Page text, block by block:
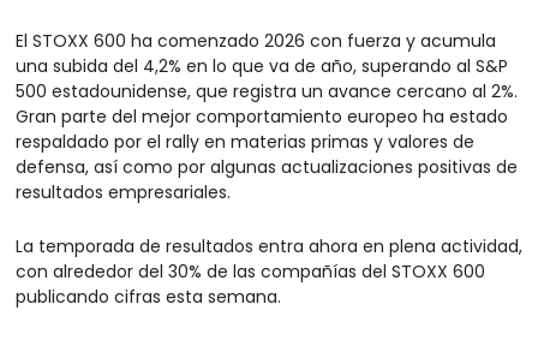
El STOXX 600 ha comenzado 2026 con fuerza y acumula
una subida del 4,2% en lo que va de año, superando al S&P
500 estadounidense, que registra un avance cercano al 2%.
Gran parte del mejor comportamiento europeo ha estado
respaldado por el rally en materias primas y valores de
defensa, así como por algunas actualizaciones positivas de
resultados empresariales.
La temporada de resultados entra ahora en plena actividad,
con alrededor del 30% de las compañías del STOXX 600
publicando cifras esta semana.